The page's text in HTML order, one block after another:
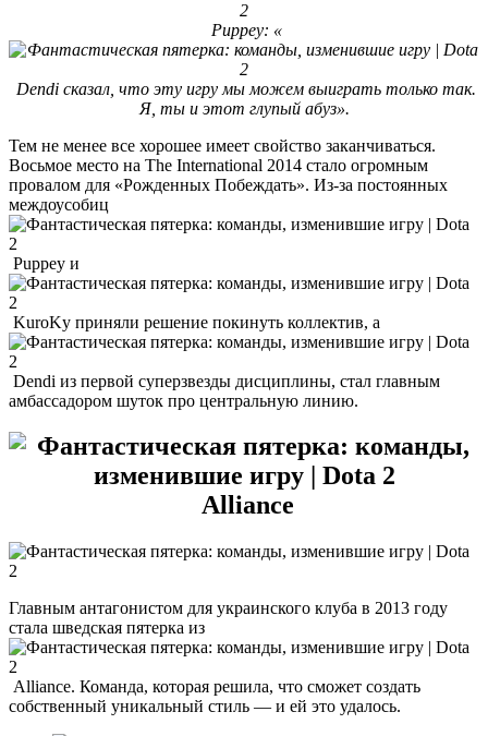
Puppey: «
Dendi сказал, что эту игру мы можем выиграть только так.
Я, ты и этот глупый абуз».
Тем не менее все хорошее имеет свойство заканчиваться.
Восьмое место на The International 2014 стало огромным
провалом для «Рожденных Побеждать». Из-за постоянных
междоусобиц
Puppey и
KuroKy приняли решение покинуть коллектив, а
Dendi из первой суперзвезды дисциплины, стал главным
амбассадором шуток про центральную линию.
Alliance
Главным антагонистом для украинского клуба в 2013 году
стала шведская пятерка из
Alliance. Команда, которая решила, что сможет создать
собственный уникальный стиль — и ей это удалось.